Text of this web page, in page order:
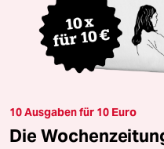
10 Ausgaben für 10 Euro
Die